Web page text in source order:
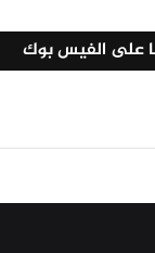
على الفيس بوك